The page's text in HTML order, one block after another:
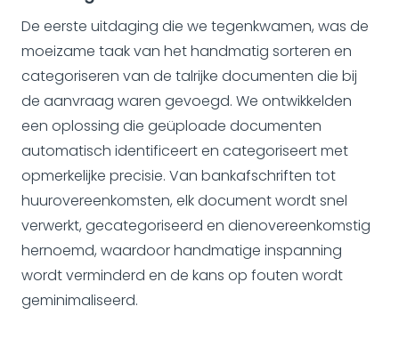
De eerste uitdaging die we tegenkwamen, was de
moeizame taak van het handmatig sorteren en
categoriseren van de talrijke documenten die bij
de aanvraag waren gevoegd. We ontwikkelden
een oplossing die geüploade documenten
automatisch identificeert en categoriseert met
opmerkelijke precisie. Van bankafschriften tot
huurovereenkomsten, elk document wordt snel
verwerkt, gecategoriseerd en dienovereenkomstig
hernoemd, waardoor handmatige inspanning
wordt verminderd en de kans op fouten wordt
geminimaliseerd.